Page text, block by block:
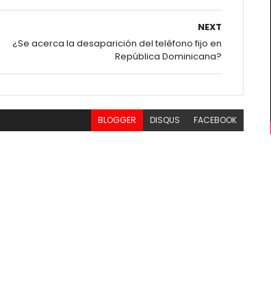
NEXT
¿Se acerca la desaparición del teléfono fijo en
República Dominicana?
BLOGGER DISQUS FACEBOOK